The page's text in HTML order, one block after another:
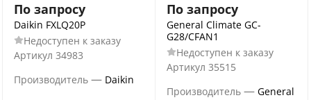
По запросу
Daikin FXLQ20P
Недоступен к заказу
Артикул 34983
Производитель — Daikin
По запросу
General Climate GC-
G28/CFAN1
Недоступен к заказу
Артикул 35515
Производитель — General